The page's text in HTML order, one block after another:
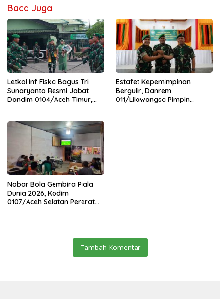
Baca Juga
Letkol Inf Fiska Bagus Tri
Sunaryanto Resmi Jabat
Dandim 0104/Aceh Timur,
0104/Atim
Estafet Kepemimpinan
Bergulir, Danrem
011/Lilawangsa Pimpin
Nobar Bola Gembira Piala
Dunia 2026, Kodim
0107/Aceh Selatan Pererat
Tambah Komentar